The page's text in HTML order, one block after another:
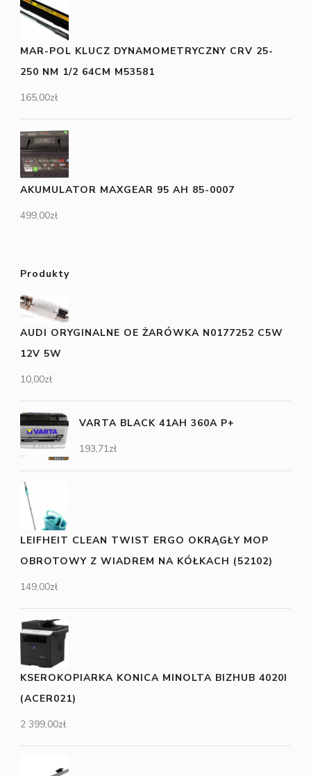
MAR-POL KLUCZ DYNAMOMETRYCZNY CRV 25-
250 NM 1/2 64CM M53581
165,00zł
AKUMULATOR MAXGEAR 95 AH 85-0007
499,00zł
Produkty
AUDI ORYGINALNE OE ŻARÓWKA N0177252 C5W
12V 5W
10,00zł
VARTA BLACK 41AH 360A P+
193,71zł
LEIFHEIT CLEAN TWIST ERGO OKRĄGŁY MOP
OBROTOWY Z WIADREM NA KÓŁKACH (52102)
149,00zł
KSEROKOPIARKA KONICA MINOLTA BIZHUB 4020I
(ACER021)
2 399,00zł